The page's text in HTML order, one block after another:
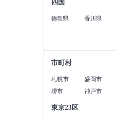
四国
徳島県 香川県
市町村
札幌市 盛岡市
堺市
神戸市
東京23区